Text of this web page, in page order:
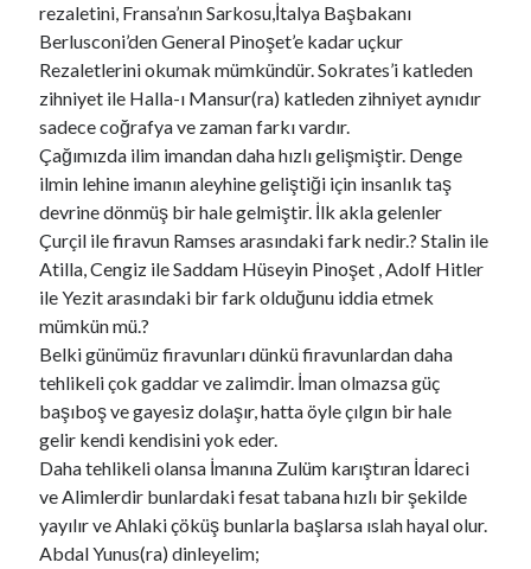
rezaletini, Fransa’nın Sarkosu,İtalya Başbakanı
Berlusconi’den General Pinoşet’e kadar uçkur
Rezaletlerini okumak mümkündür. Sokrates’i katleden
zihniyet ile Halla-ı Mansur(ra) katleden zihniyet aynıdır
sadece coğrafya ve zaman farkı vardır.
Çağımızda ilim imandan daha hızlı gelişmiştir. Denge
ilmin lehine imanın aleyhine geliştiği için insanlık taş
devrine dönmüş bir hale gelmiştir. İlk akla gelenler
Çurçil ile firavun Ramses arasındaki fark nedir.? Stalin ile
Atilla, Cengiz ile Saddam Hüseyin Pinoşet , Adolf Hitler
ile Yezit arasındaki bir fark olduğunu iddia etmek
mümkün mü.?
Belki günümüz firavunları dünkü firavunlardan daha
tehlikeli çok gaddar ve zalimdir. İman olmazsa güç
başıboş ve gayesiz dolaşır, hatta öyle çılgın bir hale
gelir kendi kendisini yok eder.
Daha tehlikeli olansa İmanına Zulüm karıştıran İdareci
ve Alimlerdir bunlardaki fesat tabana hızlı bir şekilde
yayılır ve Ahlaki çöküş bunlarla başlarsa ıslah hayal olur.
Abdal Yunus(ra) dinleyelim;